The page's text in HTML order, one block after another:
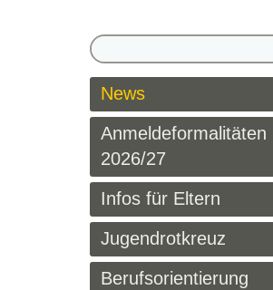
News
Anmeldeformalitäten
2026/27
Infos für Eltern
Jugendrotkreuz
Berufsorientierung